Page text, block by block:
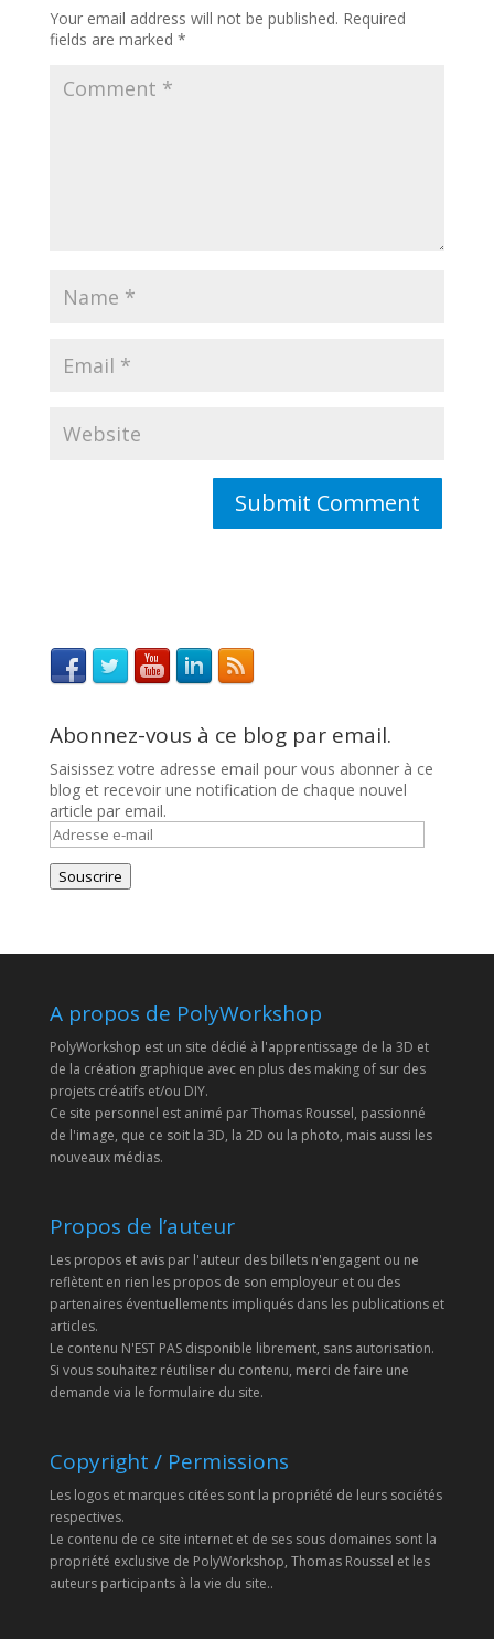
Your email address will not be published. Required
fields are marked *
Abonnez-vous à ce blog par email.
Saisissez votre adresse email pour vous abonner à ce
blog et recevoir une notification de chaque nouvel
article par email.
Adresse
e-
mail
Souscrire
A propos de PolyWorkshop
PolyWorkshop est un site dédié à l'apprentissage de la 3D et
de la création graphique avec en plus des making of sur des
projets créatifs et/ou DIY.
Ce site personnel est animé par Thomas Roussel, passionné
de l'image, que ce soit la 3D, la 2D ou la photo, mais aussi les
nouveaux médias.
Propos de l’auteur
Les propos et avis par l'auteur des billets n'engagent ou ne
reflètent en rien les propos de son employeur et ou des
partenaires éventuellements impliqués dans les publications et
articles.
Le contenu N'EST PAS disponible librement, sans autorisation.
Si vous souhaitez réutiliser du contenu, merci de faire une
demande via le formulaire du site.
Copyright / Permissions
Les logos et marques citées sont la propriété de leurs sociétés
respectives.
Le contenu de ce site internet et de ses sous domaines sont la
propriété exclusive de PolyWorkshop, Thomas Roussel et les
auteurs participants à la vie du site..